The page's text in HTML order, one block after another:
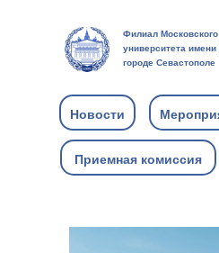
Филиал Московского
университета
городе Севастополе
Новости
Приемная комиссия